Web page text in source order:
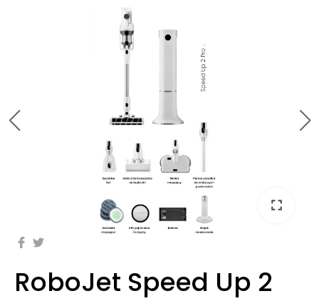
fullscreen
fullscreen
fullscreen
fullscreen
fullscreen
fullscreen
fullscreen
fullscreen
RoboJet Speed Up 2